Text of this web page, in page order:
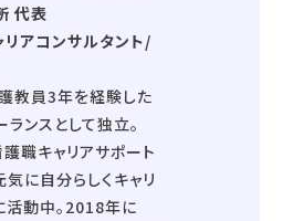
代表
アコンサルタント/
教員3年を経験した
ンスとして独立。
職キャリアサポート
に自分らしくキャリ
活動中。2018年に